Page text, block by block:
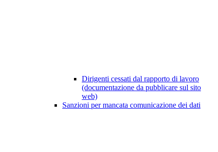
Dirigenti cessati dal rapporto di lavoro
(documentazione da pubblicare sul sito
web)
Sanzioni per mancata comunicazione dei dati